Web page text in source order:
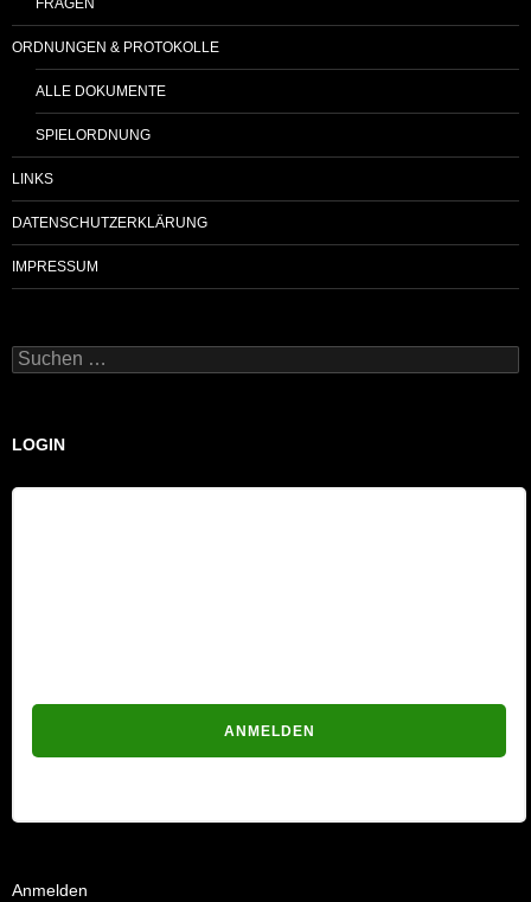
ORDNUNGEN & PROTOKOLLE
ALLE DOKUMENTE
SPIELORDNUNG
LINKS
DATENSCHUTZERKLÄRUNG
IMPRESSUM
Suchen
nach:
LOGIN
Anmelden